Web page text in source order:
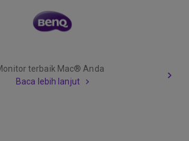
terbaik Mac® Anda
Baca lebih lanjut